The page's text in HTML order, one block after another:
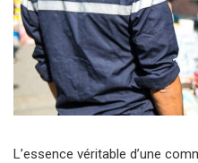
L’essence véritable d’une